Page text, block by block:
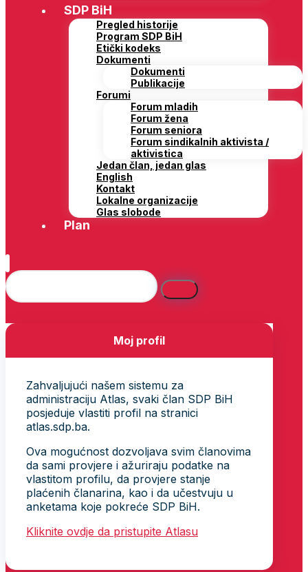
SDP BiH
Pregled historije
Program SDP BiH
Etički kodeks
Dokumenti
Dokumenti
Publikacije
Forumi
Forum mladih
Forum žena
Forum seniora
Forum sindikalnih aktivista /
aktivistica
Jedan član, jedan glas
English
Kontakt
Lokalne organizacije
Glas slobode
Plan
Moj profil
Zahvaljujući našem sistemu za
administraciju Atlas, svaki član SDP BiH
posjeduje vlastiti profil na stranici
atlas.sdp.ba.
Ova mogućnost dozvoljava svim članovima
da sami provjere i ažuriraju podatke na
vlastitom profilu, da provjere stanje
plaćenih članarina, kao i da učestvuju u
anketama koje pokreće SDP BiH.
Kliknite ovdje da pristupite Atlasu